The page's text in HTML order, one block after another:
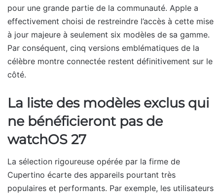
pour une grande partie de la communauté. Apple a
effectivement choisi de restreindre l’accès à cette mise
à jour majeure à seulement six modèles de sa gamme.
Par conséquent, cinq versions emblématiques de la
célèbre montre connectée restent définitivement sur le
côté.
La liste des modèles exclus qui
ne bénéficieront pas de
watchOS 27
La sélection rigoureuse opérée par la firme de
Cupertino écarte des appareils pourtant très
populaires et performants. Par exemple, les utilisateurs